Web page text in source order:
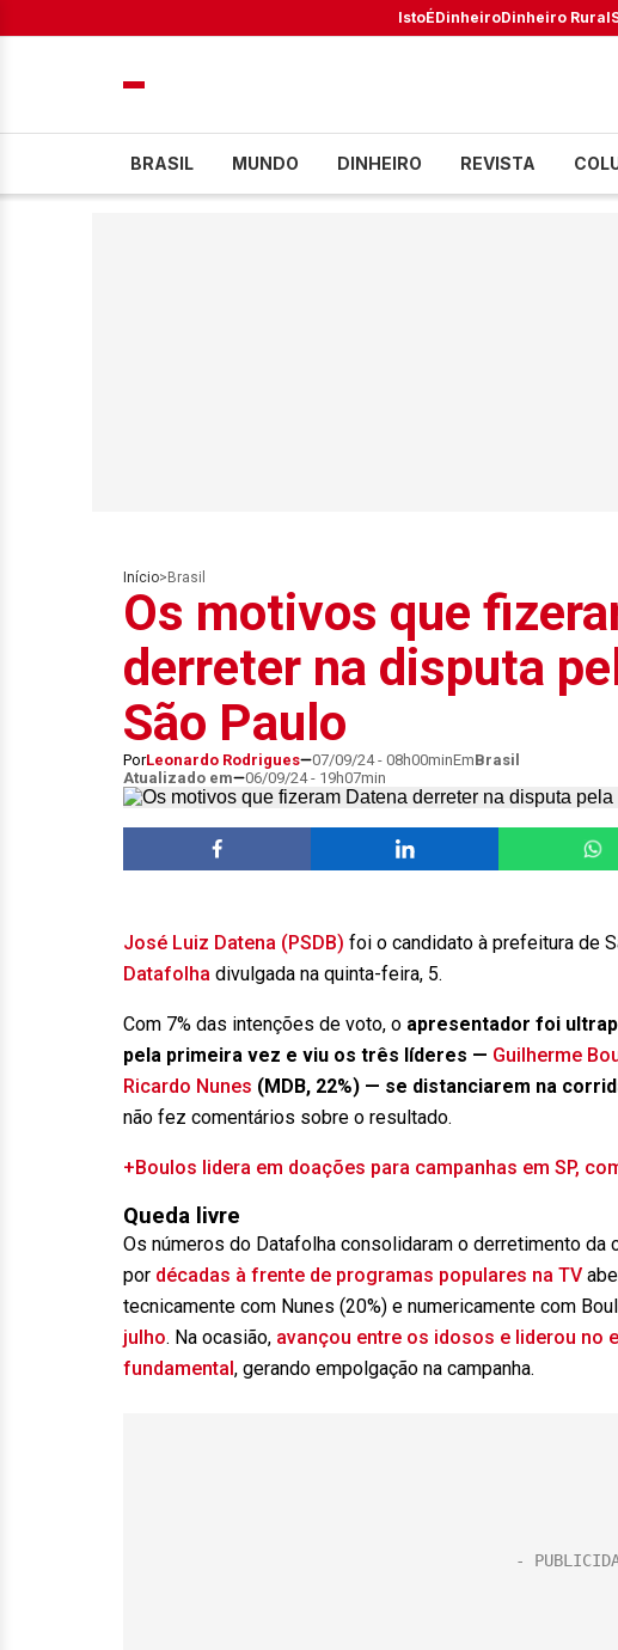
IstoÉDinheiroDinheiro Rural
BRASIL MUNDO DINHEIRO REVISTA
Início> Brasil
Os motivos que
derreter na disputa
São Paulo
PorLeonardo Rodrigues 07/09/24 - 08h00minEmBrasil
Atualizado em
06/09/24 - 19h07min
José Luiz Datena (PSDB) foi o candidato à prefeitura de
Datafolha divulgada na quinta-feira, 5.
Com 7% das intenções de voto, o apresentador foi
pela primeira vez e viu os três líderes — Guilherme
Ricardo Nunes (MDB, 22%) — se distanciarem na
não fez comentários sobre o resultado.
+Boulos lidera em doações para campanhas em SP,
Queda livre
Os números do Datafolha consolidaram o derretimento da
por décadas à frente de programas populares na TV
tecnicamente com Nunes (20%) e numericamente com
julho. Na ocasião, avançou entre os idosos e liderou no
fundamental, gerando empolgação na campanha.